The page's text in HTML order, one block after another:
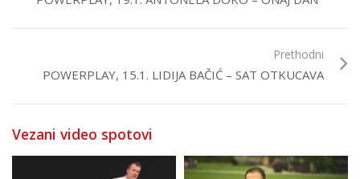
Prethodni
POWERPLAY, 15.1. LIDIJA BAČIĆ – SAT OTKUCAVA
Vezani video spotovi